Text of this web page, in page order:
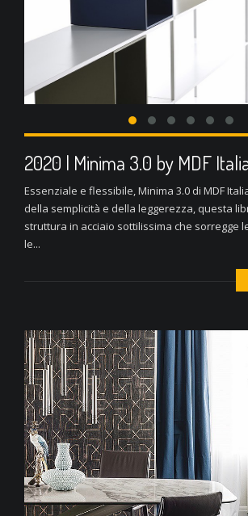
2020 | Minima 3.0 by MDF
Essenziale e flessibile, Minima 3.0 di MDF
della semplicità e della leggerezza, questa
struttura in acciaio sottilissima che sorregge
le...